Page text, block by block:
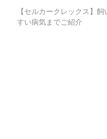
【セルカークレックス】
すい病気までご紹介